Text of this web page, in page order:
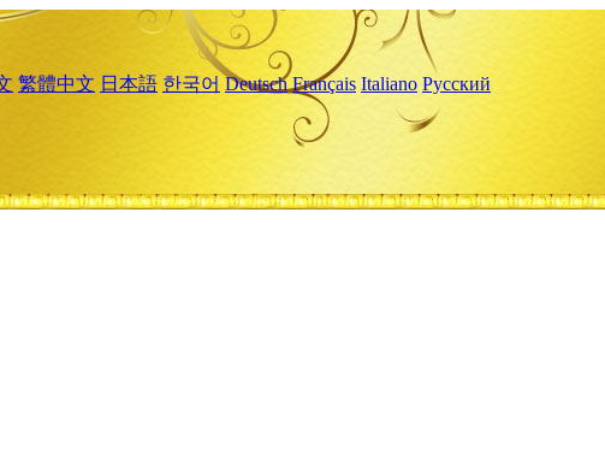
繁體中文 日本語 한국어 Deutsch Français Italiano Русский